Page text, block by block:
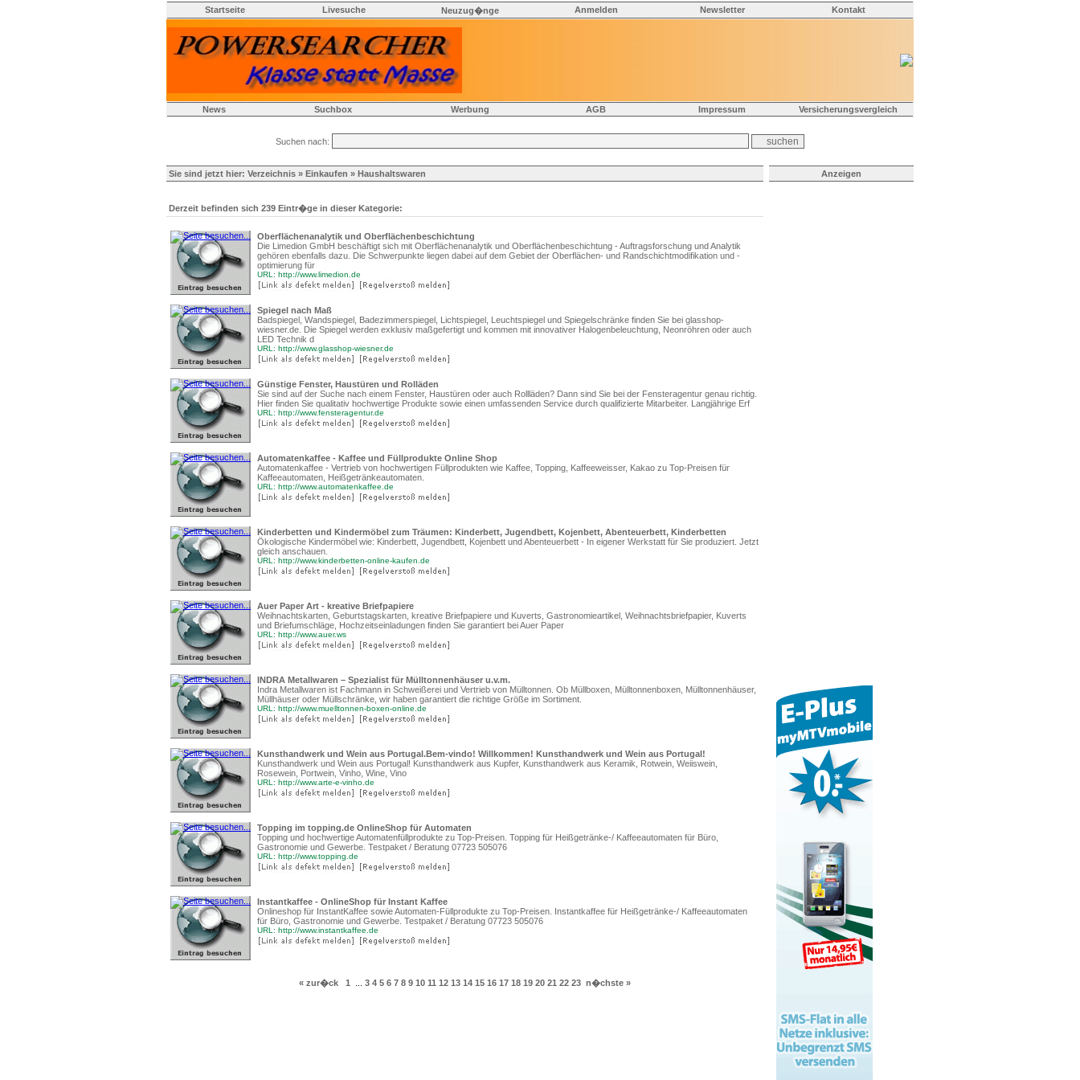
Startseite Livesuche Neuzug�nge Anmelden Newsletter Kontakt
News Suchbox Werbung AGB Impressum Versicherungsvergleich
Suchen nach:
Sie sind jetzt hier: Verzeichnis » Einkaufen » Haushaltswaren
Derzeit befinden sich 239 Eintr�ge in dieser Kategorie:
Oberflächenanalytik und Oberflächenbeschichtung
Die Limedion GmbH beschäftigt sich mit Oberflächenanalytik und Oberflächenbeschichtung - Auftragsforschung und Analytik
gehören ebenfalls dazu. Die Schwerpunkte liegen dabei auf dem Gebiet der Oberflächen- und Randschichtmodifikation und -
optimierung für
URL: http://www.limedion.de
Spiegel nach Maß
Badspiegel, Wandspiegel, Badezimmerspiegel, Lichtspiegel, Leuchtspiegel und Spiegelschränke finden Sie bei glasshop-
wiesner.de. Die Spiegel werden exklusiv maßgefertigt und kommen mit innovativer Halogenbeleuchtung, Neonröhren oder auch
LED Technik d
URL: http://www.glasshop-wiesner.de
Günstige Fenster, Haustüren und Rolläden
Sie sind auf der Suche nach einem Fenster, Haustüren oder auch Rollläden? Dann sind Sie bei der Fensteragentur genau richtig.
Hier finden Sie qualitativ hochwertige Produkte sowie einen umfassenden Service durch qualifizierte Mitarbeiter. Langjährige Erf
URL: http://www.fensteragentur.de
Automatenkaffee - Kaffee und Füllprodukte Online Shop
Automatenkaffee - Vertrieb von hochwertigen Füllprodukten wie Kaffee, Topping, Kaffeeweisser, Kakao zu Top-Preisen für
Kaffeeautomaten, Heißgetränkeautomaten.
URL: http://www.automatenkaffee.de
Kinderbetten und Kindermöbel zum Träumen: Kinderbett, Jugendbett, Kojenbett, Abenteuerbett, Kinderbetten
Ökologische Kindermöbel wie: Kinderbett, Jugendbett, Kojenbett und Abenteuerbett - In eigener Werkstatt für Sie produziert. Jetzt
gleich anschauen.
URL: http://www.kinderbetten-online-kaufen.de
Auer Paper Art - kreative Briefpapiere
Weihnachtskarten, Geburtstagskarten, kreative Briefpapiere und Kuverts, Gastronomieartikel, Weihnachtsbriefpapier, Kuverts
und Briefumschläge, Hochzeitseinladungen finden Sie garantiert bei Auer Paper
URL: http://www.auer.ws
INDRA Metallwaren – Spezialist für Mülltonnenhäuser u.v.m.
Indra Metallwaren ist Fachmann in Schweißerei und Vertrieb von Mülltonnen. Ob Müllboxen, Mülltonnenboxen, Mülltonnenhäuser,
Müllhäuser oder Müllschränke, wir haben garantiert die richtige Größe im Sortiment.
URL: http://www.muelltonnen-boxen-online.de
Kunsthandwerk und Wein aus Portugal.Bem-vindo! Willkommen! Kunsthandwerk und Wein aus Portugal!
Kunsthandwerk und Wein aus Portugal! Kunsthandwerk aus Kupfer, Kunsthandwerk aus Keramik, Rotwein, Weiiswein,
Rosewein, Portwein, Vinho, Wine, Vino
URL: http://www.arte-e-vinho.de
Topping im topping.de OnlineShop für Automaten
Topping und hochwertige Automatenfüllprodukte zu Top-Preisen. Topping für Heißgetränke-/ Kaffeeautomaten für Büro,
Gastronomie und Gewerbe. Testpaket / Beratung 07723 505076
URL: http://www.topping.de
Instantkaffee - OnlineShop für Instant Kaffee
Onlineshop für InstantKaffee sowie Automaten-Füllprodukte zu Top-Preisen. Instantkaffee für Heißgetränke-/ Kaffeeautomaten
für Büro, Gastronomie und Gewerbe. Testpaket / Beratung 07723 505076
URL: http://www.instantkaffee.de
« zur�ck 1 3 4 5 6 7 8 9 10 11 12 13 14 15 16 17 18 19 20 21 22 23 n�chste »
Anzeigen